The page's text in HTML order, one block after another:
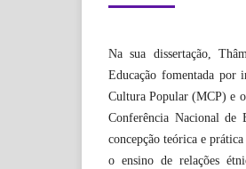
Na sua dissertação,
Educação fomentada por
Cultura Popular (MCP) e
Conferência Nacional de
concepção teórica e
o ensino de relações